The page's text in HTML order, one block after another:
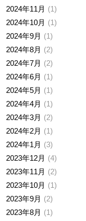
2024年11月
1
2024年10月
1
2024年9月
1
2024年8月
2
2024年7月
2
2024年6月
1
2024年5月
1
2024年4月
1
2024年3月
2
2024年2月
1
2024年1月
3
2023年12月
4
2023年11月
2
2023年10月
1
2023年9月
2
2023年8月
1